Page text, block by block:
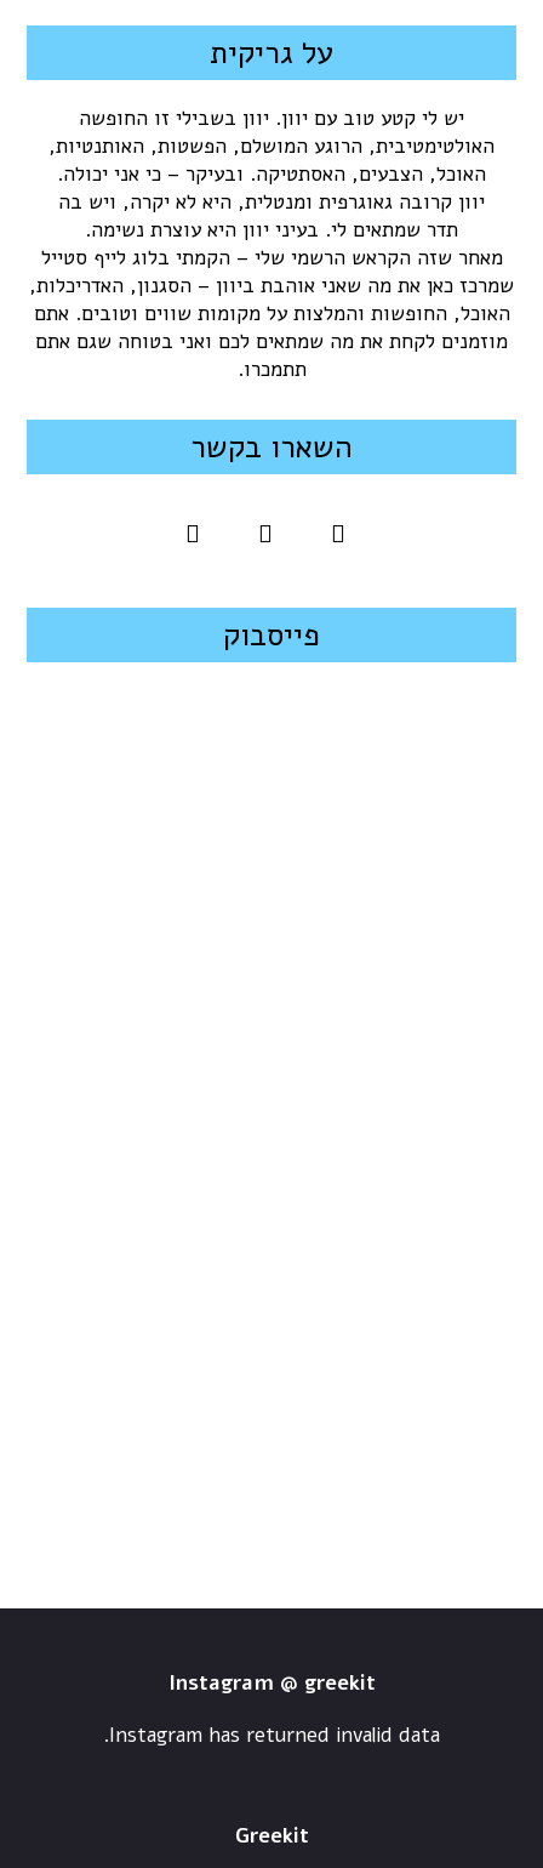
על גריקית
יש לי קטע טוב עם יוון. יוון בשבילי זו החופשה
האולטימטיבית, הרוגע המושלם, הפשטות, האותנטיות,
האוכל, הצבעים, האסתטיקה. ובעיקר – כי אני יכולה.
יוון קרובה גאוגרפית ומנטלית, היא לא יקרה, ויש בה
תדר שמתאים לי. בעיני יוון היא עוצרת נשימה.
מאחר שזה הקראש הרשמי שלי – הקמתי בלוג לייף סטייל
שמרכז כאן את מה שאני אוהבת ביוון – הסגנון, האדריכלות,
האוכל, החופשות והמלצות על מקומות שווים וטובים. אתם
מוזמנים לקחת את מה שמתאים לכם ואני בטוחה שגם אתם
תתמכרו.
השארו בקשר
פייסבוק
Instagram @ greekit
Instagram has returned invalid data.
Greekit